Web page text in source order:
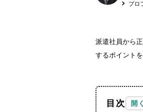
プロ
派遣社員から
するポイント
目次